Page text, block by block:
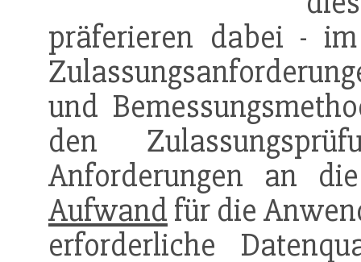
präferieren dabei -
und
den
Anforderungen an
Aufwand für die
erforderliche